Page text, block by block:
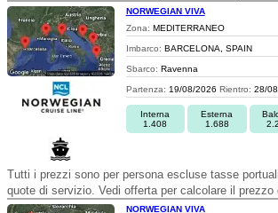
NORWEGIAN VIVA
Zona: MEDITERRANEO
Imbarco: BARCELONA, SPAIN
Sbarco: Ravenna
Partenza: 19/08/2026 Rientro: 28/
Interna
1.408
Esterna
1.688
Tutti i prezzi sono per persona escluse tasse
quote di servizio. Vedi offerta per calcolare il prezzo
NORWEGIAN VIVA